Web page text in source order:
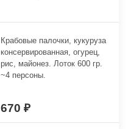
Крабовые палочки, кукуруза
консервированная, огурец,
рис, майонез. Лоток 600 гр.
~4 персоны.
670